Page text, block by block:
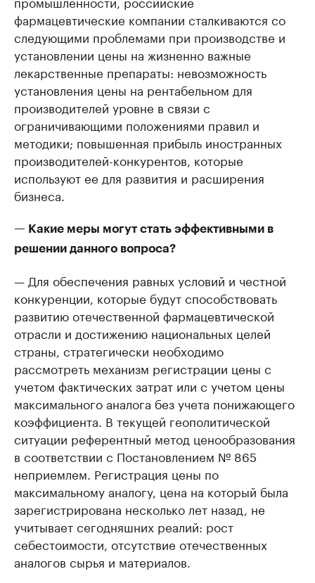
фармацевтические компании сталкиваются со
следующими проблемами при производстве и
установлении цены на жизненно важные
лекарственные препараты: невозможность
установления цены на рентабельном для
производителей уровне в связи с
ограничивающими положениями правил и
методики; повышенная прибыль иностранных
производителей-конкурентов, которые
используют ее для развития и расширения
бизнеса.
— Какие меры могут стать эффективными в
решении данного вопроса?
— Для обеспечения равных условий и честной
конкуренции, которые будут способствовать
развитию отечественной фармацевтической
отрасли и достижению национальных целей
страны, стратегически необходимо
рассмотреть механизм регистрации цены с
учетом фактических затрат или с учетом цены
максимального аналога без учета понижающего
коэффициента. В текущей геополитической
ситуации референтный метод ценообразования
в соответствии с Постановлением № 865
неприемлем. Регистрация цены по
максимальному аналогу, цена на который была
зарегистрирована несколько лет назад, не
учитывает сегодняшних реалий: рост
себестоимости, отсутствие отечественных
аналогов сырья и материалов.